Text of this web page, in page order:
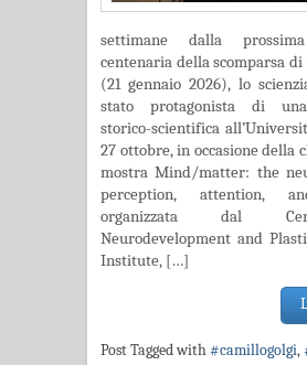
settimane dalla
centenaria della scomparsa di
(21 gennaio 2026), lo
stato protagonista di
storico-scientifica
27 ottobre, in occasione della
mostra Mind/matter: the
perception, attention,
organizzata dal
Neurodevelopment and
Institute, […]
Post Tagged with#camillogolgi,